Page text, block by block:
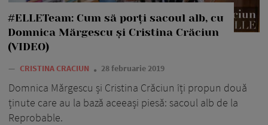
#ELLETeam: Cum să porți sacoul alb, cu
Domnica Mărgescu și Cristina Crăciun
(VIDEO)
— CRISTINA CRACIUN 28 februarie 2019
Domnica Mărgescu și Cristina Crăciun îți propun două
ținute care au la bază aceeași piesă: sacoul alb de la
Reprobable.